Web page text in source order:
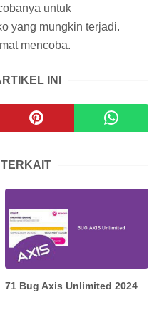
untuk
yang mungkin terjadi.
mencoba.
INI
71 Bug Axis Unlimited 2024